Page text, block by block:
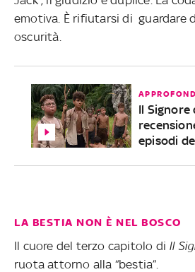
emotiva. È rifiutarsi di guardare
oscurità.
Il Signore
episodi
LA BESTIA NON È NEL BOSCO
Il cuore del terzo capitolo di Il
ruota attorno alla “bestia”.